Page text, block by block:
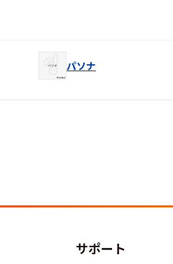
パソナ
サポート